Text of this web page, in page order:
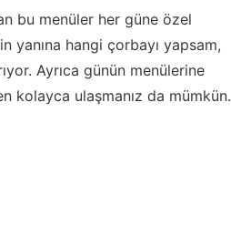
bu menüler her güne özel
yanına hangi çorbayı yapsam,
Ayrıca günün menülerine
kolayca ulaşmanız da mümkün.